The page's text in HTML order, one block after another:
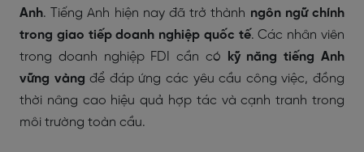
Anh. Tiếng Anh hiện nay đã trở thành ngôn ngữ chính
trong giao tiếp doanh nghiệp quốc tế. Các nhân viên
trong doanh nghiệp FDI cần có
kỹ năng tiếng Anh
vững vàng để đáp ứng các yêu cầu công việc, đồng
thời nâng cao hiệu quả hợp tác và cạnh tranh trong
môi trường toàn cầu.